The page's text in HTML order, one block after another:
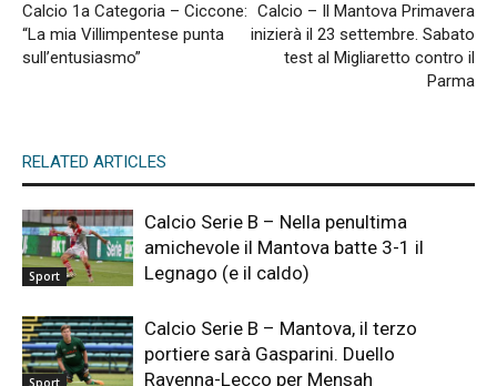
Calcio 1a Categoria – Ciccone:
“La mia Villimpentese punta
sull’entusiasmo”
Calcio – Il Mantova Primavera
inizierà il 23 settembre. Sabato
test al Migliaretto contro il
Parma
RELATED ARTICLES
Sport
Calcio Serie B – Nella penultima
amichevole il Mantova batte 3-1 il
Legnago (e il caldo)
Sport
Calcio Serie B – Mantova, il terzo
portiere sarà Gasparini. Duello
Ravenna-Lecco per Mensah